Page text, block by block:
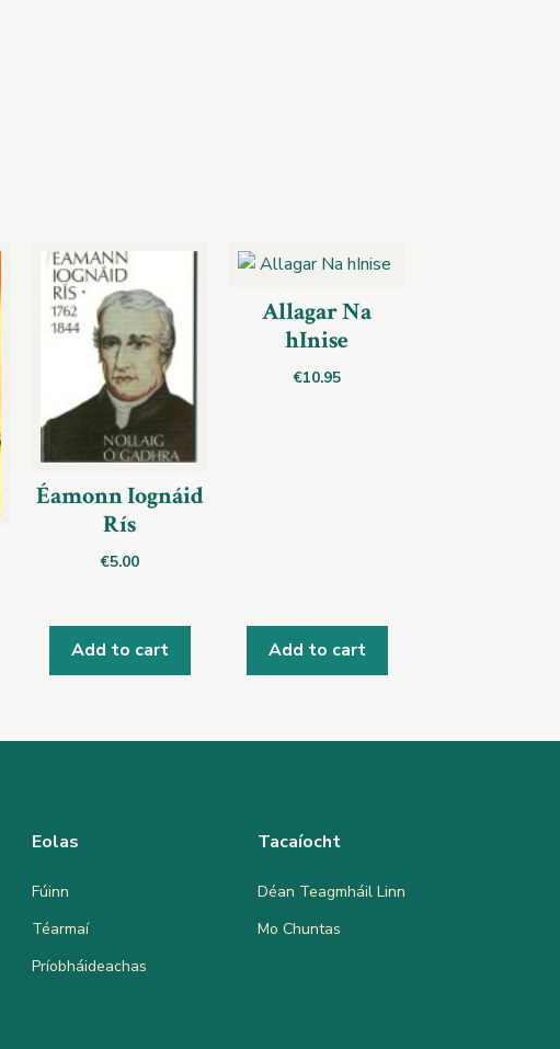
Éamonn Iognáid
Rís
€5.00
Add to cart
Allagar Na
hInise
€10.95
Add to cart
Eolas
Fúinn
Téarmaí
Príobháideachas
Tacaíocht
Déan Teagmháil Linn
Mo Chuntas